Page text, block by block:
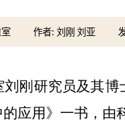
作者: 刘刚 刘亚
刚研究员及其
应用》一书，由